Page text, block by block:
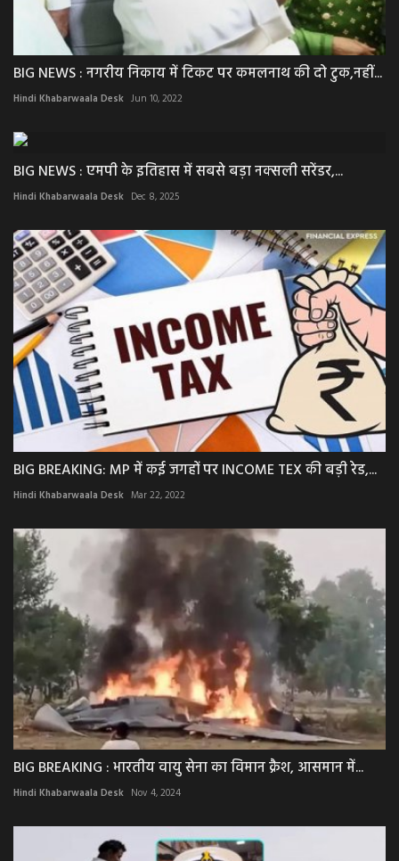
BIG NEWS : नगरीय निकाय में टिकट पर कमलनाथ की दो टुक,नहीं...
Hindi Khabarwaala Desk Jun 10, 2022
BIG NEWS : एमपी के इतिहास में सबसे बड़ा नक्सली सरेंडर,...
Hindi Khabarwaala Desk Dec 8, 2025
BIG BREAKING: MP में कई जगहों पर INCOME TEX की बड़ी रेड,...
Hindi Khabarwaala Desk Mar 22, 2022
BIG BREAKING : भारतीय वायु सेना का विमान क्रैश, आसमान में...
Hindi Khabarwaala Desk Nov 4, 2024